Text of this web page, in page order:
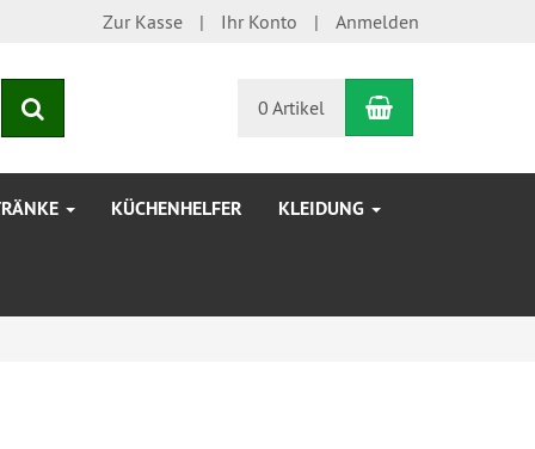
Zur Kasse Ihr Konto Anmelden
0 Artikel Warenkorb
KÜCHENHELFER KLEIDUNG